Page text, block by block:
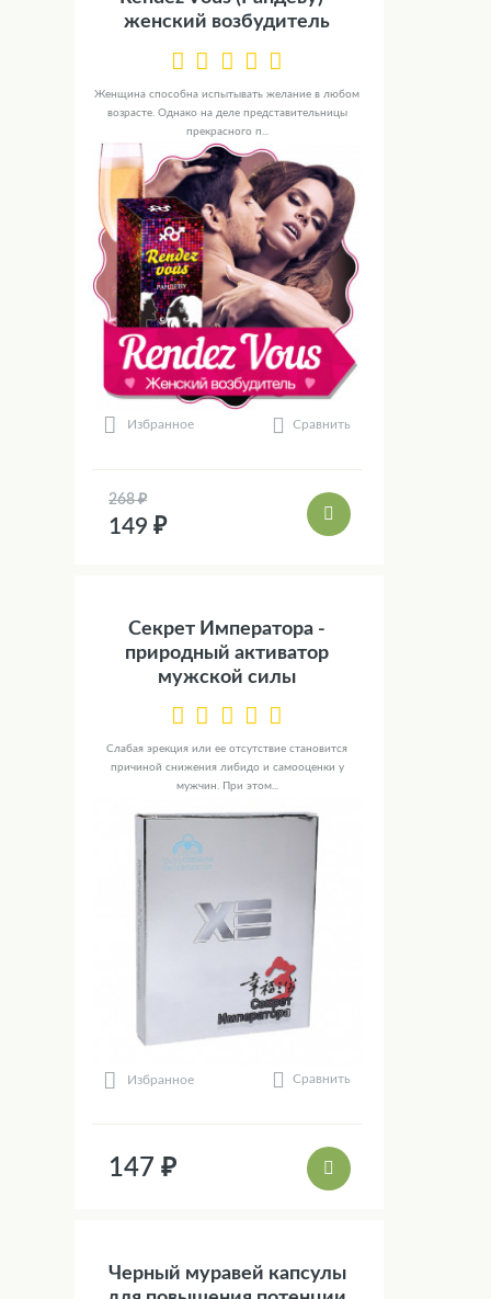
женский возбудитель
Женщина способна испытывать желание в любом
возрасте. Однако на деле представительницы
прекрасного п...
Избранное Сравнить
268 ₽
149 ₽
Секрет Императора -
природный активатор
мужской силы
Слабая эрекция или ее отсутствие становится
причиной снижения либидо и самооценки у
мужчин. При этом...
Избранное Сравнить
147 ₽
Черный муравей капсулы